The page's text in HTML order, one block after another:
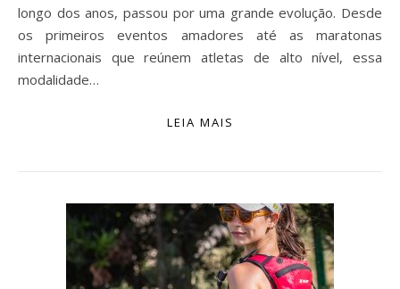
longo dos anos, passou por uma grande evolução. Desde
os primeiros eventos amadores até as maratonas
internacionais que reúnem atletas de alto nível, essa
modalidade…
LEIA MAIS